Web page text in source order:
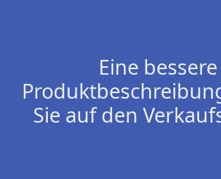
Eine bessere
Sie auf den